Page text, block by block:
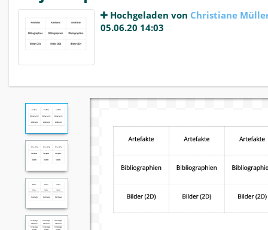
Hochgeladen von Christiane
05.06.20 14:03